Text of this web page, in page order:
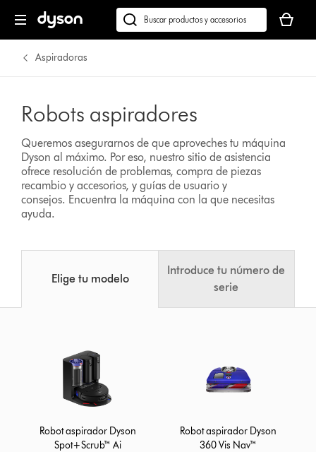
Buscar
en
cesta
está
Aspiradoras
Robots aspiradores
Queremos asegurarnos de que aproveches tu máquina
Dyson al máximo. Por eso, nuestro sitio de asistencia
ofrece resolución de problemas, compra de piezas
recambio y accesorios, y guías de usuario y
consejos. Encuentra la máquina con la que necesitas
ayuda.
Elige tu modelo
Introduce tu número de
serie
Robot aspirador Dyson
Spot+Scrub™ Ai
Robot aspirador Dyson
360 Vis Nav™